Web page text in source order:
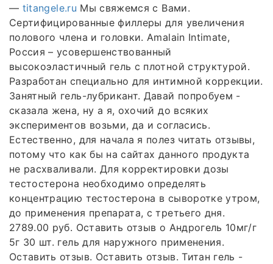
— titangele.ru Мы свяжемся с Вами.
Сертифицированные филлеры для увеличения
полового члена и головки. Amalain Intimate,
Россия – усовершенствованный
высокоэластичный гель с плотной структурой.
Разработан специально для интимной коррекции.
Занятный гель-лубрикант. Давай попробуем -
сказала жена, ну а я, охочий до всяких
экспериментов возьми, да и согласись.
Естественно, для начала я полез читать отзывы,
потому что как бы на сайтах данного продукта
не расхваливали. Для корректировки дозы
тестостерона необходимо определять
концентрацию тестостерона в сыворотке утром,
до применения препарата, с третьего дня.
2789.00 руб. Оставить отзыв о Андрогель 10мг/г
5г 30 шт. гель для наружного применения.
Оставить отзыв. Оставить отзыв. Титан гель -